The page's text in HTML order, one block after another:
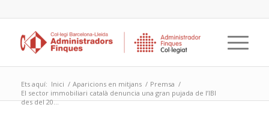
Ets aquí: Inici / Aparicions en mitjans / Premsa /
El sector immobiliari català denuncia una gran pujada de l’IBI
des del 20...